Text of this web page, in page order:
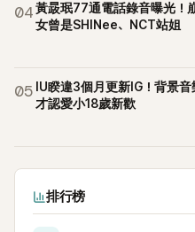
04黃晸珉77通電話錄音曝光！
女曾是SHINee、NCT站姐
05 IU睽違3個月更新IG！背景
才認愛小18歲新歡
排行榜